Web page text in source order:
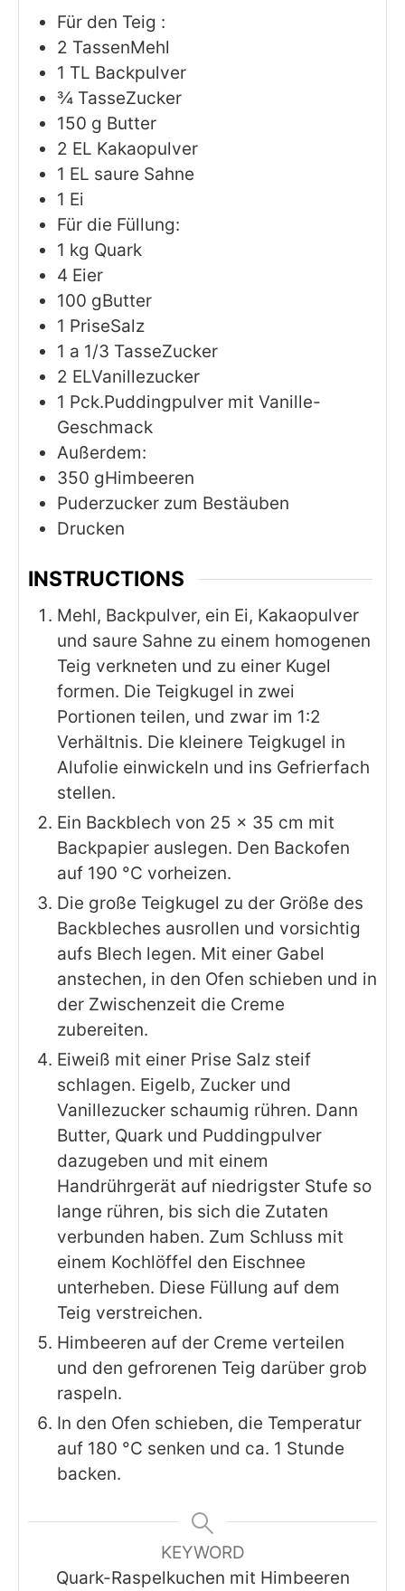
Für den Teig :
2 TassenMehl
1 TL Backpulver
¾ TasseZucker
150 g Butter
2 EL Kakaopulver
1 EL saure Sahne
1 Ei
Für die Füllung:
1 kg Quark
4 Eier
100 gButter
1 PriseSalz
1 a 1/3 TasseZucker
2 ELVanillezucker
1 Pck.Puddingpulver mit Vanille-
Geschmack
Außerdem:
350 gHimbeeren
Puderzucker zum Bestäuben
Drucken
INSTRUCTIONS
Mehl, Backpulver, ein Ei, Kakaopulver
und saure Sahne zu einem homogenen
Teig verkneten und zu einer Kugel
formen. Die Teigkugel in zwei
Portionen teilen, und zwar im 1:2
Verhältnis. Die kleinere Teigkugel in
Alufolie einwickeln und ins Gefrierfach
stellen.
Ein Backblech von 25 x 35 cm mit
Backpapier auslegen. Den Backofen
auf 190 °C vorheizen.
Die große Teigkugel zu der Größe des
Backbleches ausrollen und vorsichtig
aufs Blech legen. Mit einer Gabel
anstechen, in den Ofen schieben und in
der Zwischenzeit die Creme
zubereiten.
Eiweiß mit einer Prise Salz steif
schlagen. Eigelb, Zucker und
Vanillezucker schaumig rühren. Dann
Butter, Quark und Puddingpulver
dazugeben und mit einem
Handrührgerät auf niedrigster Stufe so
lange rühren, bis sich die Zutaten
verbunden haben. Zum Schluss mit
einem Kochlöffel den Eischnee
unterheben. Diese Füllung auf dem
Teig verstreichen.
Himbeeren auf der Creme verteilen
und den gefrorenen Teig darüber grob
raspeln.
In den Ofen schieben, die Temperatur
auf 180 °C senken und ca. 1 Stunde
backen.
KEYWORD
Quark-Raspelkuchen mit Himbeeren